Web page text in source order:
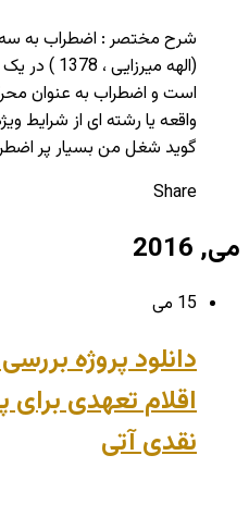
شرح مختصر : اضطراب به
(الهه
است و اضطراب به عنوان
واقعه یا رشته ای از شرایط
گوید شغل من بسیار پر
Share
می, 2016
15 می
دانلود پروژه
اقلام تعهدی
نقدی آتی